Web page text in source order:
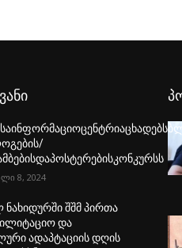
8, 2024
შშმ პირთა
და
ადაპტაციის დღის